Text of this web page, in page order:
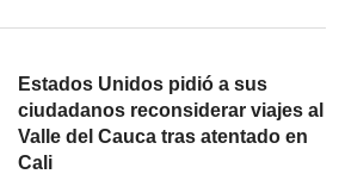
Estados Unidos pidió a sus
ciudadanos reconsiderar viajes al
Valle del Cauca tras atentado en
Cali